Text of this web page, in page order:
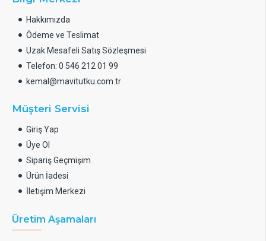
Hakkımızda
Ödeme ve Teslimat
Uzak Mesafeli Satış Sözleşmesi
Telefon: 0 546 212 01 99
kemal@mavitutku.com.tr
Müşteri Servisi
Giriş Yap
Üye Ol
Sipariş Geçmişim
Ürün İadesi
İletişim Merkezi
Üretim Aşamaları